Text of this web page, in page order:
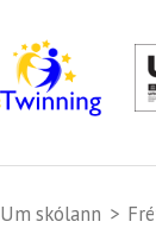
Um skólann >